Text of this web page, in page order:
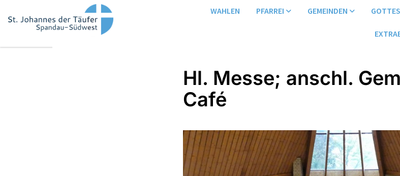
WAHLEN PFARREI GEMEINDEN
Hl. Messe; anschl.
Café